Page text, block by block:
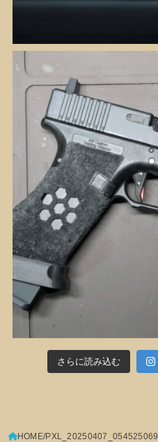
さらに読み込む
HOME PXL_20250407_054525069